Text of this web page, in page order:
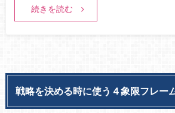
続きを読む
戦略を決める時に使う４象限フレー